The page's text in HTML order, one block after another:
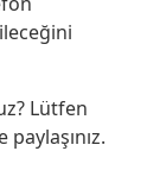
Lütfen